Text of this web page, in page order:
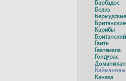
Барбадос
Белиз
Карибы
Гаити
Гватемала
Гондурас
Каймановы
Канада